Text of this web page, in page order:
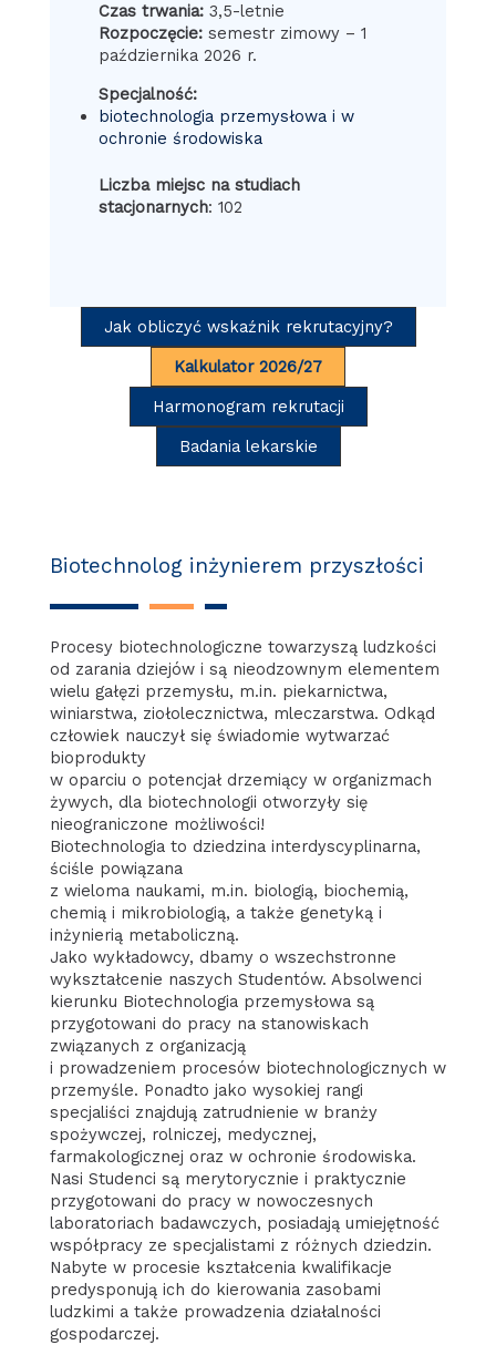
Czas trwania:3,5-letnie
Rozpoczęcie:semestr zimowy – 1
października 2026 r.
Specjalność:
biotechnologia przemysłowa i w
ochronie środowiska
Liczba miejsc na studiach
stacjonarnych: 102
Jak obliczyć wskaźnik rekrutacyjny?
Kalkulator 2026/27
Harmonogram rekrutacji
Badania lekarskie
Biotechnolog inżynierem przyszłości
Procesy biotechnologiczne towarzyszą ludzkości
od zarania dziejów i są nieodzownym elementem
wielu gałęzi przemysłu, m.in. piekarnictwa,
winiarstwa, ziołolecznictwa, mleczarstwa. Odkąd
człowiek nauczył się świadomie wytwarzać
bioprodukty
w oparciu o potencjał drzemiący w organizmach
żywych, dla biotechnologii otworzyły się
nieograniczone możliwości!
Biotechnologia to dziedzina interdyscyplinarna,
ściśle powiązana
z wieloma naukami, m.in. biologią, biochemią,
chemią i mikrobiologią, a także genetyką i
inżynierią metaboliczną.
Jako wykładowcy, dbamy o wszechstronne
wykształcenie naszych Studentów. Absolwenci
kierunku Biotechnologia przemysłowa są
przygotowani do pracy na stanowiskach
związanych z organizacją
i prowadzeniem procesów biotechnologicznych w
przemyśle. Ponadto jako wysokiej rangi
specjaliści znajdują zatrudnienie w branży
spożywczej, rolniczej, medycznej,
farmakologicznej oraz w ochronie środowiska.
Nasi Studenci są merytorycznie i praktycznie
przygotowani do pracy w nowoczesnych
laboratoriach badawczych, posiadają umiejętność
współpracy ze specjalistami z różnych dziedzin.
Nabyte w procesie kształcenia kwalifikacje
predysponują ich do kierowania zasobami
ludzkimi a także prowadzenia działalności
gospodarczej.